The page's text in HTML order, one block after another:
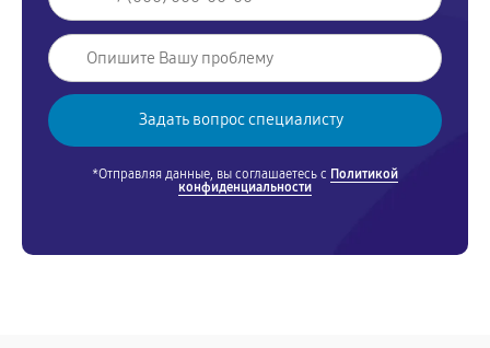
*Отправляя данные, вы соглашаетесь с Политикой
конфиденциальности